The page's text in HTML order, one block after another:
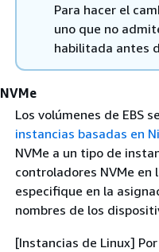
Para hacer el
uno que no
habilitada antes
NVMe
Los volúmenes de EBS
instancias basadas en
NVMe a un tipo de
controladores NVMe en
especifique en la
nombres de los
[Instancias de Linux]